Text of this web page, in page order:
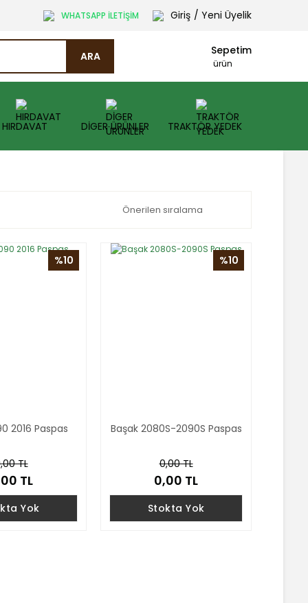
WHATSAPP İLETİŞİM Giriş / Yeni Üyelik
ARA Sepetim
ürün
HIRDAVAT DİGER ÜRÜNLER TRAKTÖR YEDEK
%10
2016 Paspas
TL
TL
Yok
%10
Başak 2080S-2090S Paspas
0,00 TL
0,00 TL
Stokta Yok